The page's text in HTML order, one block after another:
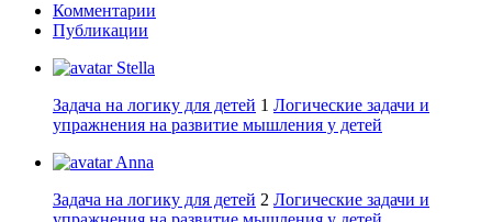
Комментарии
Публикации
Stella
Задача на логику для детей 1 Логические задачи и
упражнения на развитие мышления у детей
Anna
Задача на логику для детей 2 Логические задачи и